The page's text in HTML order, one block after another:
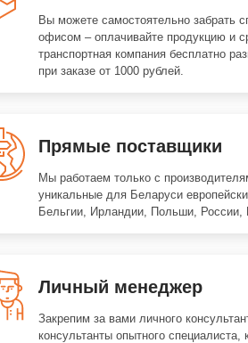
Вы можете самостоятельно забрать
офисом – оплачивайте продукцию и
транспортная компания бесплатно
при заказе от 1000 рублей.
Прямые поставщики
Мы работаем только с
уникальные для Беларуси
Бельгии, Ирландии, Польши, России,
Личный менеджер
Закрепим за вами личного
консультанты опытного